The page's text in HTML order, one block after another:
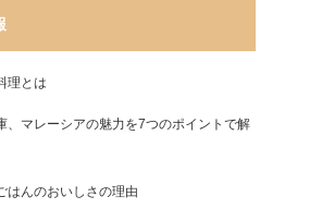
理とは
、マレーシアの魅力を7つのポイントで解
はんのおいしさの理由